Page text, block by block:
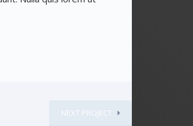
NEXT PROJECT